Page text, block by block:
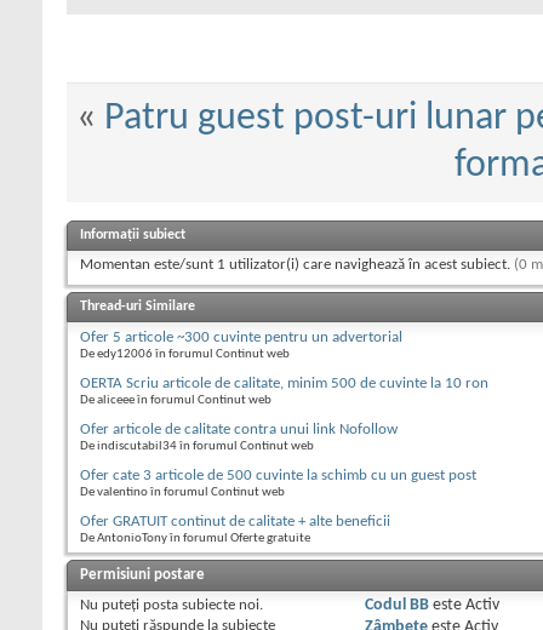
« Patru guest post-uri lunar
Informații subiect
Momentan este/sunt 1 utilizator(i) care navighează în acest subiect. (0
Thread-uri Similare
Ofer 5 articole ~300 cuvinte pentru un advertorial
De edy12006 în forumul Continut web
OERTA Scriu articole de calitate, minim 500 de cuvinte la 10 ron
De aliceee în forumul Continut web
Ofer articole de calitate contra unui link Nofollow
De indiscutabil34 în forumul Continut web
Ofer cate 3 articole de 500 cuvinte la schimb cu un guest post
De valentino în forumul Continut web
Ofer GRATUIT continut de calitate + alte beneficii
De AntonioTony în forumul Oferte gratuite
Permisiuni postare
Nu puteţi posta subiecte noi.
Nu puteţi răspunde la subiecte
Codul BBeste Activ